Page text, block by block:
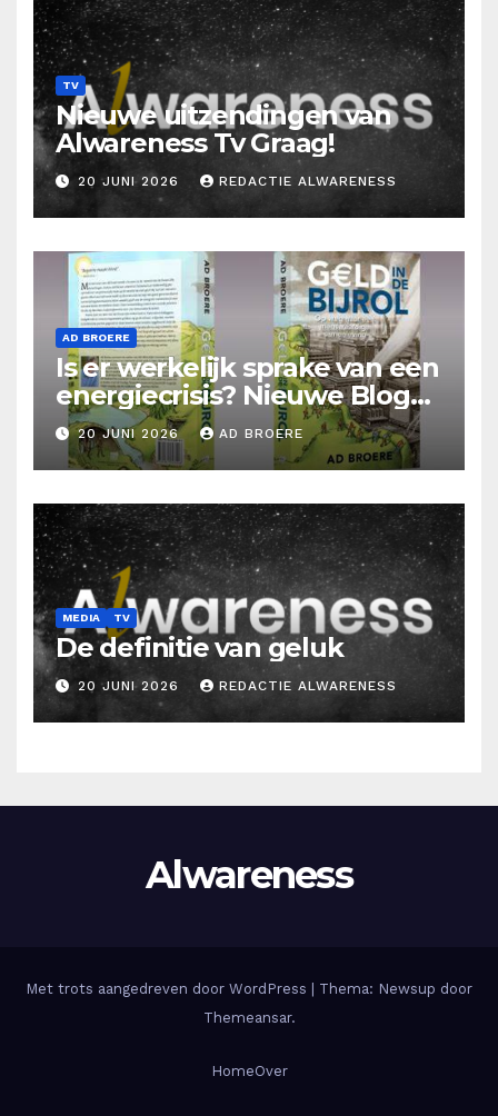
TV
Nieuwe uitzendingen van
Alwareness Tv Graag!
20 JUNI 2026 REDACTIE ALWARENESS
AD BROERE
Is er werkelijk sprake van een
energiecrisis? Nieuwe Blog
Ad Broere
20 JUNI 2026 AD BROERE
MEDIA TV
De definitie van geluk
20 JUNI 2026 REDACTIE ALWARENESS
Alwareness
Met trots aangedreven door WordPress
Thema: Newsup door
Themeansar.
HomeOver